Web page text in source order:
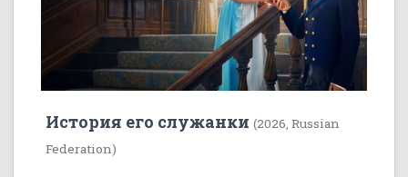
История его служанки (2026, Russian
Federation)